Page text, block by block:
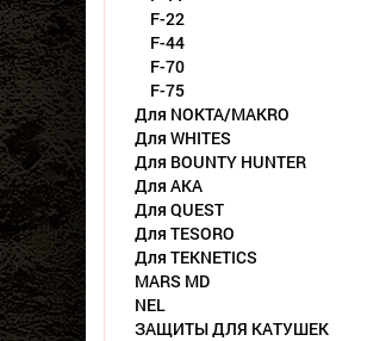
F-22
F-44
F-70
F-75
Для NOKTA/MAKRO
Для WHITES
Для BOUNTY HUNTER
Для АКА
Для QUEST
Для TESORO
Для TEKNETICS
MARS MD
NEL
ЗАЩИТЫ ДЛЯ КАТУШЕК